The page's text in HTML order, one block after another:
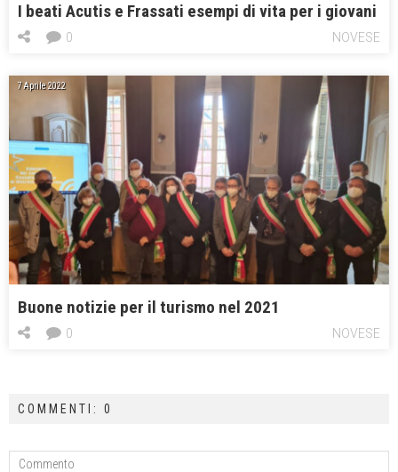
I beati Acutis e Frassati esempi di vita per i giovani
NOVESE
0
7 Aprile 2022
Buone notizie per il turismo nel 2021
NOVESE
0
COMMENTI: 0